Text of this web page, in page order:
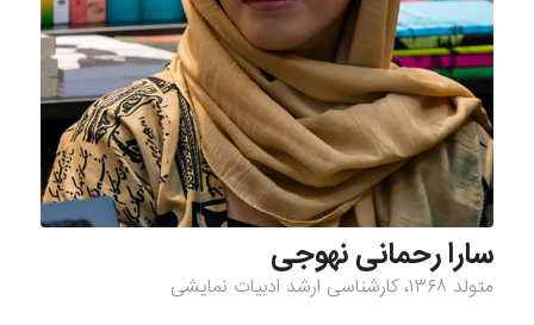
سارا رحمانی نهوجی
متولد‌ ۱۳۶۸، کارشناسی ارشد ادبیات نمایشی